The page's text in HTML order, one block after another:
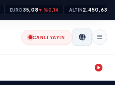
EURO35,08▼ %0,14 ALTIN2.450,63
CANLI YAYIN